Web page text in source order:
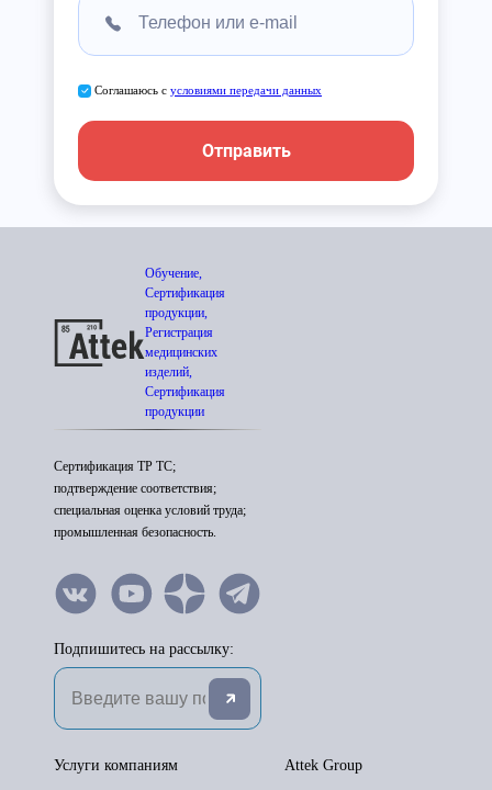
Соглашаюсь с условиями передачи данных
Отправить
Обучение,
Сертификация
продукции,
Регистрация
медицинских
изделий,
Сертификация
продукции
Сертификация ТР ТС;
подтверждение соответствия;
специальная оценка условий труда;
промышленная безопасность.
Подпишитесь на рассылку:
Attek Group
Услуги компаниям